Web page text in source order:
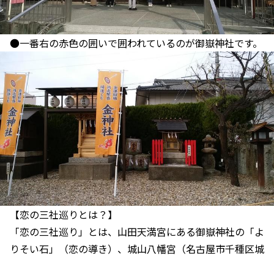
●一番右の赤色の囲いで囲われているのが御嶽神社です。
【恋の三社巡りとは？】
「恋の三社巡り」とは、山田天満宮にある御嶽神社の「よ
りそい石」（恋の導き）、城山八幡宮（名古屋市千種区城